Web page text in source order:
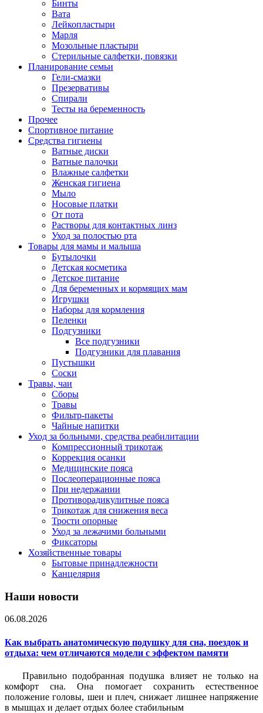
Бинты
Вата
Лейкопластыри
Марля
Мозольные пластыри
Стерильные салфетки, повязки
Планирование семьи
Гели-смазки
Презервативы
Спирали
Тесты на беременность
Прочее
Спортивное питание
Средства гигиены
Ватные диски
Ватные палочки
Влажные салфетки
Женская гигиена
Мыло
Носовые платки
От пота
Растворы для контактных линз
Уход за полостью рта
Товары для мамы и малыша
Бутылочки
Детская косметика
Детское питание
Для беременных и кормящих мам
Игрушки
Наборы для кормления
Пеленки
Подгузники
Все подгузники
Подгузники для плавания
Пустышки
Соски
Травы, чаи
Сборы
Травы
Фильтр-пакеты
Чайные напитки
Уход за больными, средства реабилитации
Компрессионный трикотаж
Коррекция осанки
Медицинские пояса
Послеоперационные пояса
При недержании
Противорадикулитные пояса
Трикотаж для снижения веса
Трости опорные
Уход за лежачими больными
Фиксаторы
Хозяйственные товары
Бытовые принадлежности
Канцелярия
Наши новости
06.08.2026
Как выбрать анатомическую подушку для сна, поездок и
отдыха: чем отличаются модели с эффектом памяти
Правильно подобранная подушка влияет не только на
комфорт сна. Она помогает сохранить естественное
положение головы, шеи и плеч, снижает лишнее напряжение
в мышцах и делает отдых более стабильным